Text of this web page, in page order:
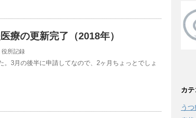
療の更新完了（2018年）
役所記録
。3月の後半に申請してなので、2ヶ月ちょっとでしょ
カ
う